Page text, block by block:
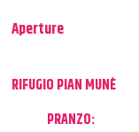
Aperture
RIFUGIO PIAN MUNÈ
PRANZO: